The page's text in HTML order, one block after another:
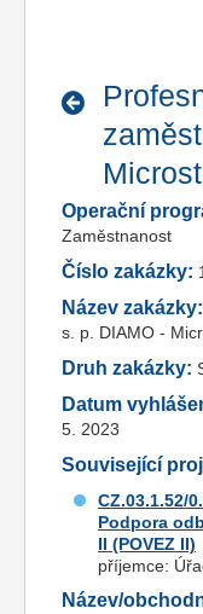
Operační
Zaměstnanost
Číslo zakázky:
Název zakázky:
s. p. DIAMO -
Druh zakázky:
Datum
5. 2023
Související
CZ.03.1.52/
Podpora
II (POVEZ II)
příjemce:
Název/